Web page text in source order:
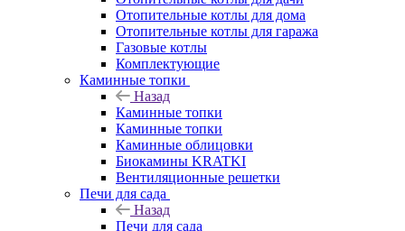
Отопительные котлы для дома
Отопительные котлы для гаража
Газовые котлы
Комплектующие
Каминные топки
Назад
Каминные топки
Каминные топки
Каминные облицовки
Биокамины KRATKI
Вентиляционные решетки
Печи для сада
Назад
Печи для сада